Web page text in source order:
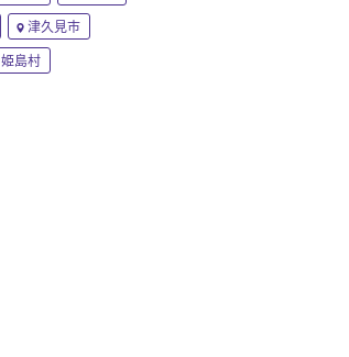
津久見市
姫島村